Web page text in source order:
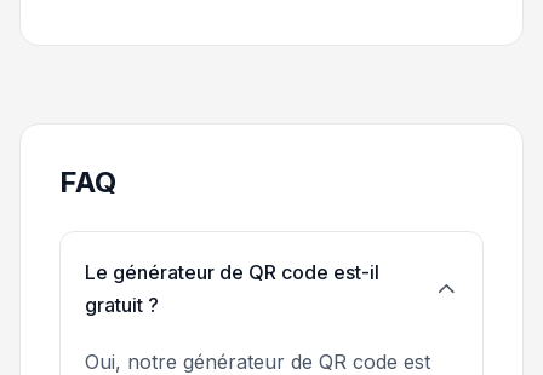
FAQ
Le générateur de QR code est-il
gratuit ?
Oui, notre générateur de QR code est